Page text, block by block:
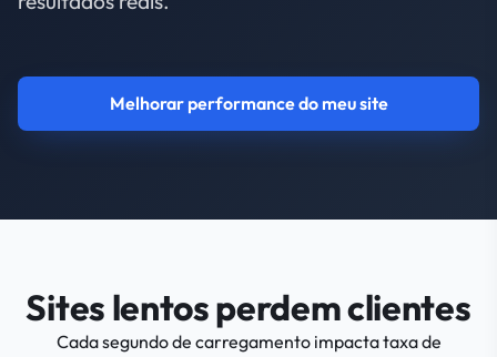
Melhorar performance do meu site
Sites lentos perdem clientes
Cada segundo de carregamento impacta taxa de